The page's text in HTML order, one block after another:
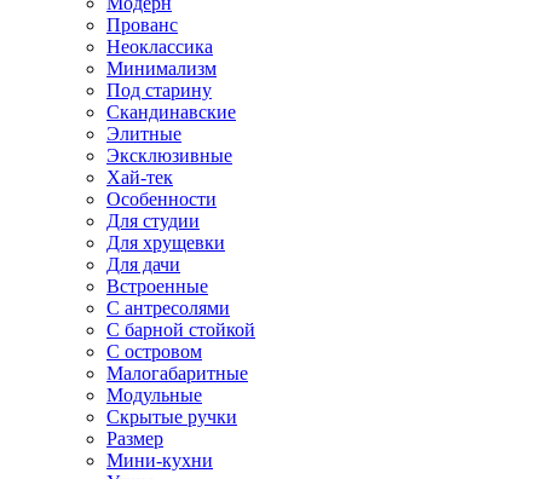
Прованс
Неоклассика
Минимализм
Под старину
Скандинавские
Элитные
Эксклюзивные
Хай-тек
Особенности
Для студии
Для хрущевки
Для дачи
Встроенные
С антресолями
С барной стойкой
С островом
Малогабаритные
Модульные
Скрытые ручки
Размер
Мини-кухни